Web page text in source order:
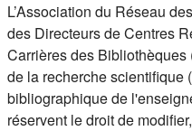
L’Association du Réseau
des Directeurs de Centres
Carrières des
de la recherche scientifique
bibliographique de
réservent le droit de